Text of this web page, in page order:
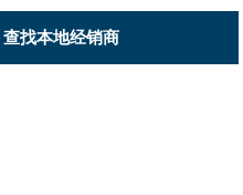
查找本地经销商